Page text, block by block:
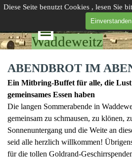
Diese Seite benutzt Cookies , lesen Sie
Einverstanden
Direkt zum Seiteninhalt
Gemeinde
Waddeweitz
Menü überspringen
ABENDBROT IM
Ein Mitbring-Buffet für alle, die Lust
gemeinsames Essen haben
Die langen Sommerabende in
gemeinsam zu schmausen, zu klönen,
Sonnenuntergang und die Weite an
seid alle herzlich willkommen!
für die tollen Goldrand-